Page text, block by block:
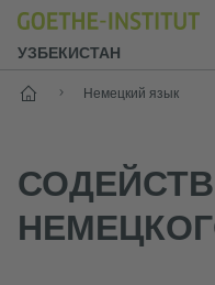
УЗБЕКИСТАН
Старт
Немецкий язык